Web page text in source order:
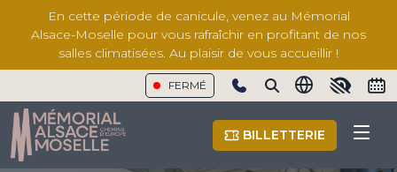
En cette période de canicule, venez au Mémorial
Alsace-Moselle pour vous rafraîchir en profitant de nos
salles climatisées. Au plaisir de vous accueillir !
FERMÉ
Show phone number
BILLETTERIE